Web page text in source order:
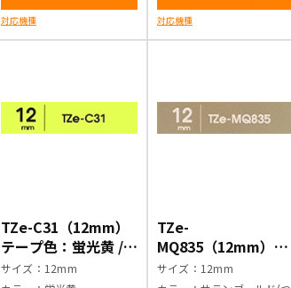
対応機種 対応機種
TZe-C31（12mm）
テープ色：蛍光黄 /
黒文字
サイズ：12mm
TZe-
MQ835（12mm）テ
ープ色：サテンゴー
サイズ：12mm